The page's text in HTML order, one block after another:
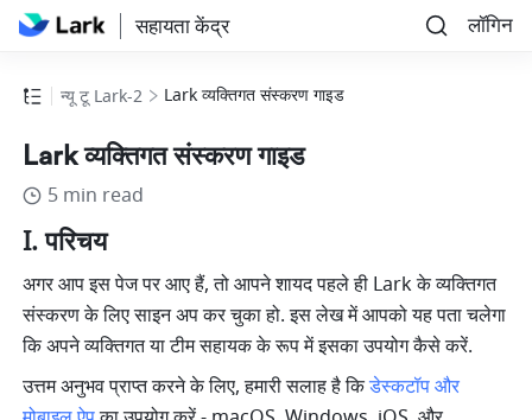
सहायता केंद्र लॉगिन
न्यू टू Lark-2 Lark व्यक्तिगत संस्करण गाइड
Lark व्यक्तिगत संस्करण गाइड
5 min read
I. परिचय
अगर आप इस पेज पर आए हैं, तो आपने शायद पहले ही Lark के व्यक्तिगत
संस्करण के लिए साइन अप कर चुका हो. इस लेख में आपको यह पता चलेगा
कि अपने व्यक्तिगत या टीम सहायक के रूप में इसका उपयोग कैसे करें.
उत्तम अनुभव प्राप्त करने के लिए, हमारी सलाह है कि डेस्कटॉप और